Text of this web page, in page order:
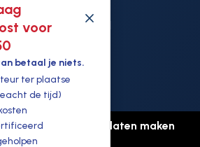
voor
M
betaal je niets.
ter plaatse
de tijd)
Rijswijk
Hoek van Holland
|
Website laten maken
Flexamedia